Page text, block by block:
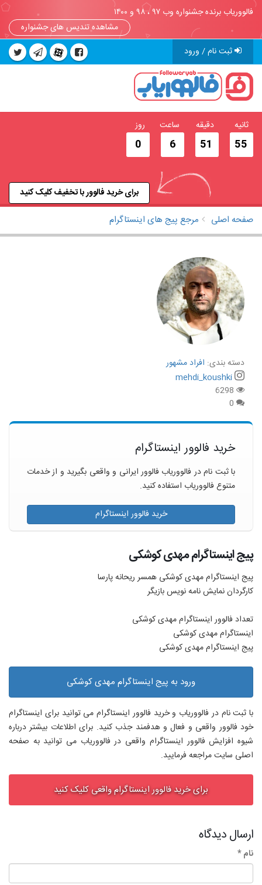
فالووریاب برنده جشنواره وب ۹۷ ، ۹۸ و ۱۴۰۰
مشاهده تندیس های جشنواره
ثبت نام / ورود
55
ثانیه
51
دقیقه
6
ساعت
0
روز
برای خرید فالوور با تخفیف کلیک کنید
صفحه اصلی مرجع پیج های اینستاگرام
دسته بندی: افراد مشهور
mehdi_koushki
خرید فالوور اینستاگرام
با ثبت نام در فالووریاب فالوور ایرانی و واقعی بگیرید و از خدمات
متنوع فالووریاب استفاده کنید.
خرید فالوور اینستاگرام
پیج اینستاگرام مهدی کوشکی
پیج اینستاگرام مهدی کوشکی همسر ریحانه پارسا
کارگردان نمایش نامه نویس بازیگر
تعداد فالوور اینستاگرام مهدی کوشکی
اینستاگرام مهدی کوشکی
پیج اینستاگرام مهدی کوشکی
ورود به پیج اینستاگرام مهدی کوشکی
با ثبت نام در فالووریاب و خرید فالوور اینستاگرام می توانید برای اینستاگرام
خود فالوور واقعی و فعال و هدفمند جذب کنید. برای اطلاعات بیشتر درباره
شیوه افزایش فالوور اینستاگرام واقعی در فالووریاب می توانید به صفحه
اصلی سایت مراجعه فرمایید.
برای خرید فالوور اینستاگرام واقعی کلیک کنید
ارسال دیدگاه
نام *